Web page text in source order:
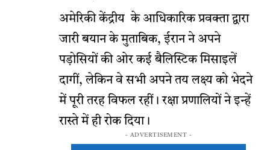
अमेरिकी केंद्रीय के आधिकारिक प्रवक्ता द्वारा
जारी बयान के मुताबिक, ईरान ने अपने
पड़ोसियों की ओर कई बैलिस्टिक मिसाइलें
दागीं, लेकिन वे सभी अपने तय लक्ष्य को भेदने
में पूरी तरह विफल रहीं। रक्षा प्रणालियों ने इन्हें
रास्ते में ही रोक दिया।
- ADVERTISEMENT -